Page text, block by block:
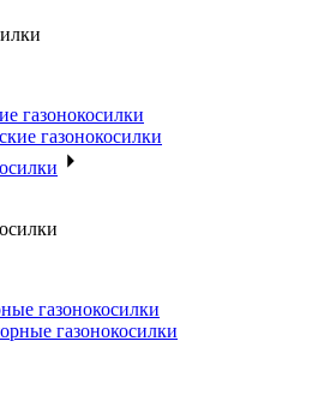
газонокосилки
газонокосилки
газонокосилки
газонокосилки